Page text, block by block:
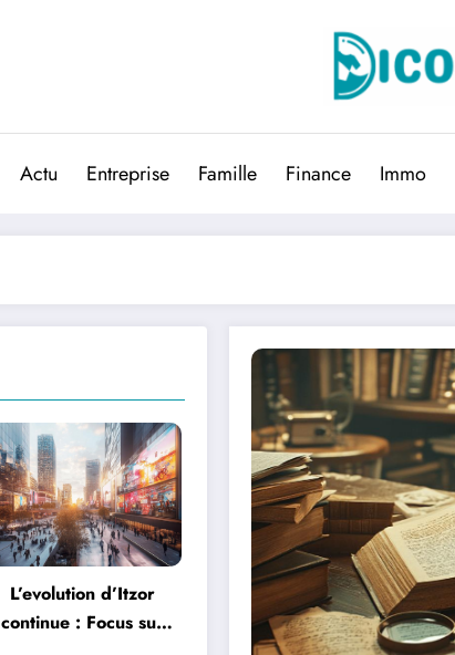
Actu Entreprise Famille Finance Immo
L’evolution d’Itzor
continue : Focus sur